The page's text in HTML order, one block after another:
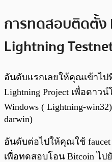
การทดสอบติดตั้ง
Lightning
อันดับแรกเลยให้คุณเข้าไป
Lightning Project เพื่อดาว
Windows ( Lightning-
darwin)
อันดับต่อไปให้คุณใช้
เพื่อทดสอบโอน Bitcoin ไป